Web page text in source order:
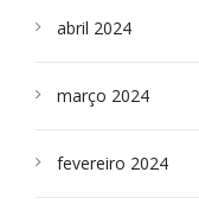
abril 2024
março 2024
fevereiro 2024